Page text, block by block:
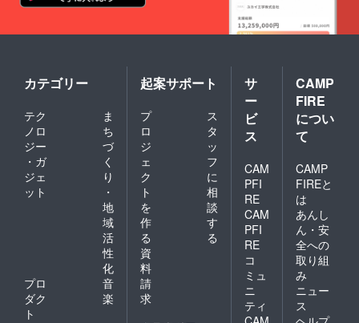
届け様
る場合
した
もった
いない
畑のく
だもの
でつ
くった
一枚を
同梱さ
せてい
ただく
ことが
可能で
す。有
無また
は内容
につき
まして
備考欄
ます。
ではご
ざいま
が、丁
寧に記
入いた
ます。
※基本
のサイ
トも可
能です
が、サ
イズに
よって
は別途
発生す
ること
があり
ます。
ご協
力：株
式会社
五十嵐
製紙
カテゴリー
テク
ノロ
ジー
・ガ
ジェ
ット
ま
ち
づ
く
り
・
地
域
活
性
化
プロ
ダク
ト
音
楽
起案サポート
プ
ロ
ジ
ェ
ク
ト
を
作
る
ス
タ
ッ
フ
に
相
談
す
る
資
料
請
求
サ
ー
ビ
ス
CAM
PFI
RE
CAM
PFI
RE
コ
ミュ
ニ
ティ
CAMP
FIRE
につい
て
CAMP
FIREと
は
あんし
ん・安
全への
取り組
み
ニュー
ス